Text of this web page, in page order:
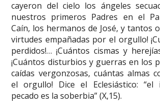
cayeron del cielo los ángeles
nuestros primeros Padres en el
Caín, los hermanos de José, y tantos
virtudes empañadas por el orgullo!
perdidos!… ¡Cuántos cismas y
¡Cuántos disturbios y guerras en los
caídas vergonzosas, cuántas almas
el orgullo! Dice el Eclesiástico:
pecado es la soberbia” (X,15).